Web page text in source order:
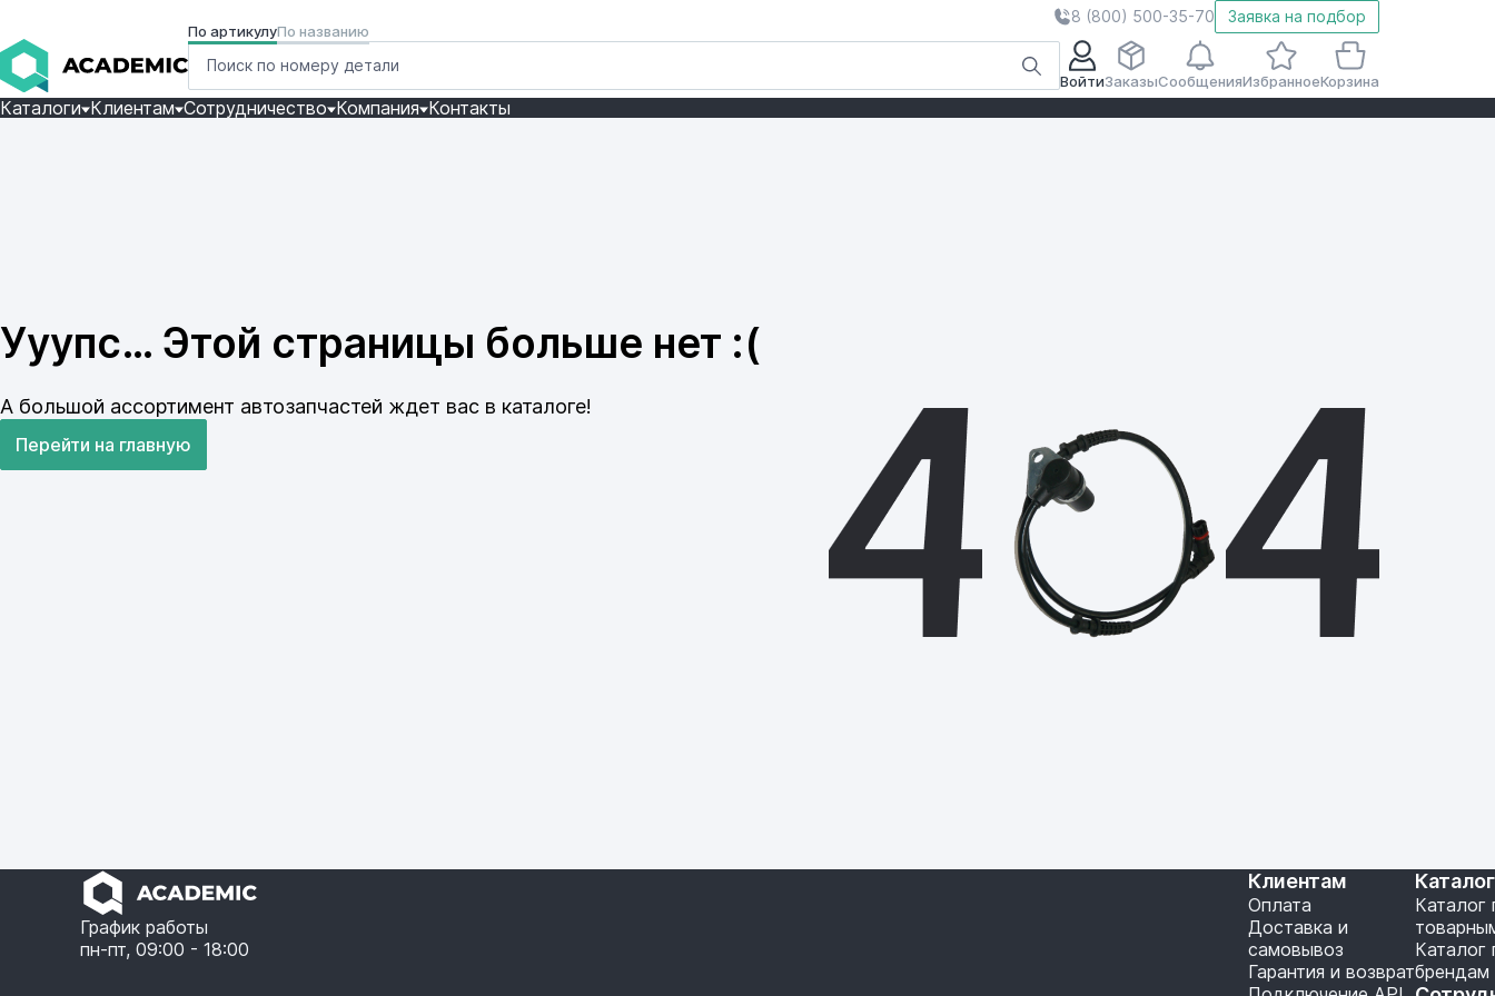
8 (800) 500-35-70 Заявка на подбор
По артикулуПо названию
ВойтиЗаказыСообщенияИзбранноеКорзина
Каталоги Клиентам Сотрудничество Компания Контакты
Ууупс… Этой страницы больше нет :(
А большой ассортимент автозапчастей ждет вас в каталоге!
Перейти на главную
График работы
пн-пт, 09:00 - 18:00
Клиентам
Оплата
Доставка и
самовывоз
Гарантия и возврат
Каталог
Каталог
брендам